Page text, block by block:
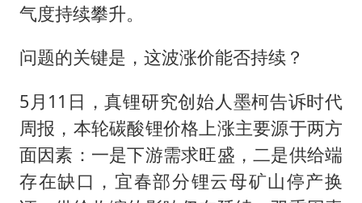
气度持续攀升。
问题的关键是，这波涨价能否持续？
5月11日，真锂研究创始人墨柯告诉时代
周报，本轮碳酸锂价格上涨主要源于两方
面因素：一是下游需求旺盛，二是供给端
存在缺口，宜春部分锂云母矿山停产换